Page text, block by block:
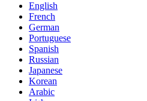
English
French
German
Portuguese
Spanish
Russian
Japanese
Korean
Arabic